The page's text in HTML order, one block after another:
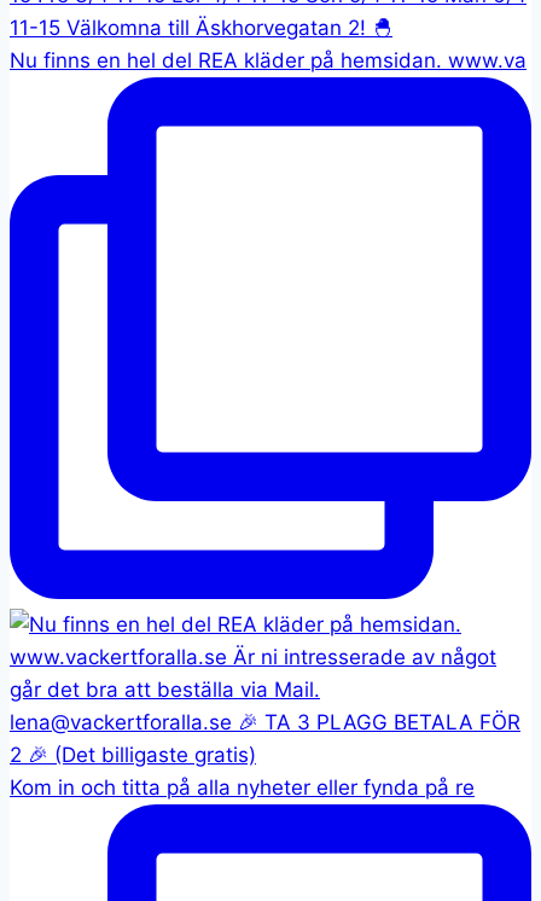
Nu finns en hel del REA kläder på hemsidan. www.va
Kom in och titta på alla nyheter eller fynda på re